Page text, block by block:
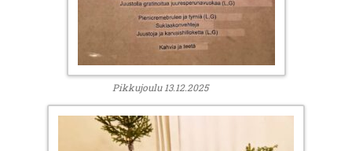
Pikkujoulu 13.12.2025